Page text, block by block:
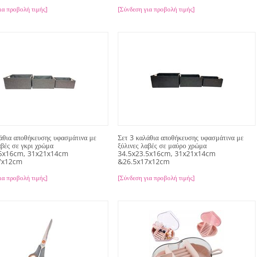
προβολή τιμής] [Σύνδεση για προβολή τιμής]
αποθήκευσης υφασμάτινα με
σε γκρι χρώμα
31x21x14cm
προβολή τιμής]
Σετ 3 καλάθια αποθήκευσης υφασμάτινα με
ξύλινες λαβές σε μαύρο χρώμα
34.5x23.5x16cm, 31x21x14cm
&26.5x17x12cm
[Σύνδεση για προβολή τιμής]